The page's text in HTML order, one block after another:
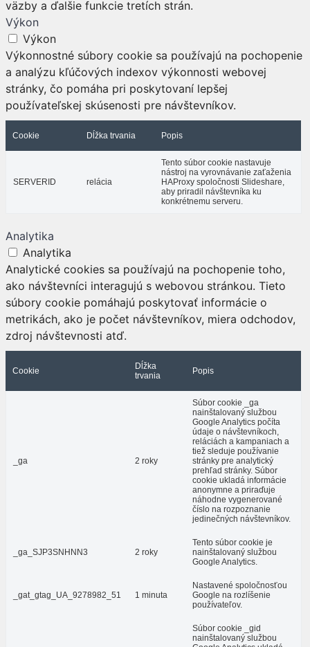
väzby a ďalšie funkcie tretích strán.
Výkon
Výkon
Výkonnostné súbory cookie sa používajú na pochopenie
a analýzu kľúčových indexov výkonnosti webovej
stránky, čo pomáha pri poskytovaní lepšej
používateľskej skúsenosti pre návštevníkov.
Cookie Dĺžka trvania Popis
SERVERID relácia
Tento súbor cookie nastavuje
nástroj na vyrovnávanie zaťaženia
HAProxy spoločnosti Slideshare,
aby priradil návštevníka ku
konkrétnemu serveru.
Analytika
Analytika
Analytické cookies sa používajú na pochopenie toho,
ako návštevníci interagujú s webovou stránkou. Tieto
súbory cookie pomáhajú poskytovať informácie o
metrikách, ako je počet návštevníkov, miera odchodov,
zdroj návštevnosti atď.
Cookie
Dĺžka
trvania
Popis
_ga 2 roky
Súbor cookie _ga
nainštalovaný službou
Google Analytics počíta
údaje o návštevníkoch,
reláciách a kampaniach a
tiež sleduje používanie
stránky pre analytický
prehľad stránky. Súbor
cookie ukladá informácie
anonymne a priraďuje
náhodne vygenerované
číslo na rozpoznanie
jedinečných návštevníkov.
_ga_SJP3SNHNN3 2 roky
Tento súbor cookie je
nainštalovaný službou
Google Analytics.
_gat_gtag_UA_9278982_51 1 minuta
Nastavené spoločnosťou
Google na rozlíšenie
používateľov.
Súbor cookie _gid
nainštalovaný službou